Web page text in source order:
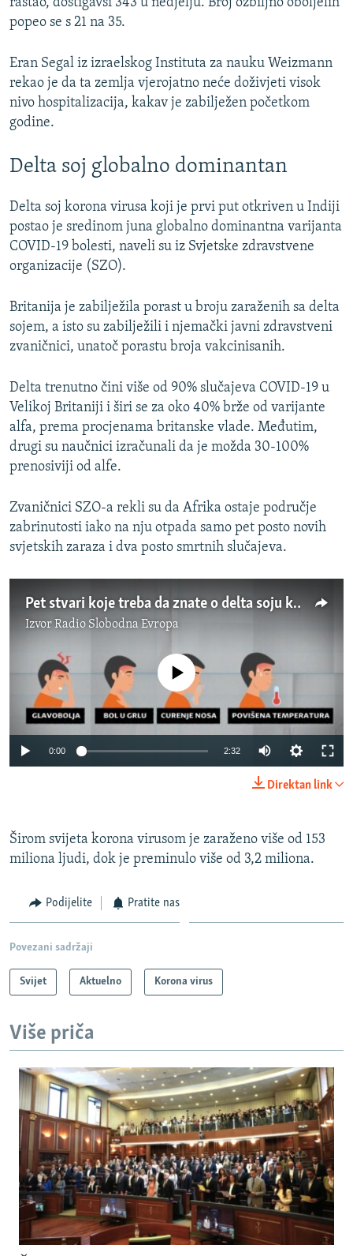
rastao, dostigavši 343 u nedjelju. Broj ozbiljno oboljelih
popeo se s 21 na 35.
Eran Segal iz izraelskog Instituta za nauku Weizmann
rekao je da ta zemlja vjerojatno neće doživjeti visok
nivo hospitalizacija, kakav je zabilježen početkom
godine.
Delta soj globalno dominantan
Delta soj korona virusa koji je prvi put otkriven u Indiji
postao je sredinom juna globalno dominantna varijanta
COVID-19 bolesti, naveli su iz Svjetske zdravstvene
organizacije (SZO).
Britanija je zabilježila porast u broju zaraženih sa delta
sojem, a isto su zabilježili i njemački javni zdravstveni
zvaničnici, unatoč porastu broja vakcinisanih.
Delta trenutno čini više od 90% slučajeva COVID-19 u
Velikoj Britaniji i širi se za oko 40% brže od varijante
alfa, prema procjenama britanske vlade. Međutim,
drugi su naučnici izračunali da je možda 30-100%
prenosiviji od alfe.
Zvaničnici SZO-a rekli su da Afrika ostaje područje
zabrinutosti iako na nju otpada samo pet posto novih
svjetskih zaraza i dva posto smrtnih slučajeva.
Pet stvari koje treba da znate o delta soju korona virusa
IzvorRadio Slobodna Evropa
720p 1080p
No media source currently available
0:00 2:32
720p
Direktan link
Širom svijeta korona virusom je zaraženo više od 153
miliona ljudi, dok je preminulo više od 3,2 miliona.
Podijelite Pratite nas
Povezani sadržaji
Svijet Aktuelno Korona virus
Više priča